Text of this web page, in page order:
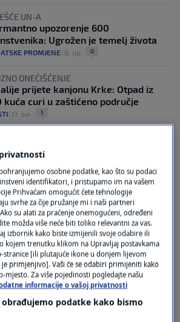
UN-A
upozorenje 600
Ugrožen je temelj života
PROMJENE 8. lip. 0
ONEĆIŠĆENJE
prijete kanjonu Krke: Otpad iz
kuća curi u zaštićeno područje
11. svi. 1
Oglas
KRIZA
najbogatijih iscrpilo godišnje
CO2 u tri dana
pohranjujemo osobne podatke, kao što su podaci
identifikatori, i pristupamo im na vašem
Prihvaćam omogućit ćete tehnologije
svrhe za čije pružanje mi i naši partneri
su alati za praćenje onemogućeni, određeni
možda više neće biti toliko relevantni za vas.
izbornik kako biste izmijenili svoje odabire ili
kojem trenutku klikom na Upravljaj postavkama
stranice [ili plutajuće ikone u donjem lijevom
je primjenjivo]. Vaši će se odabiri primijeniti kako
mjesto. Za više pojedinosti pogledajte našu
informacije o vašoj privatnosti
podatke kako bismo